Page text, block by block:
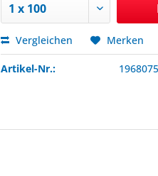
Vergleichen Merken
Artikel-Nr.: